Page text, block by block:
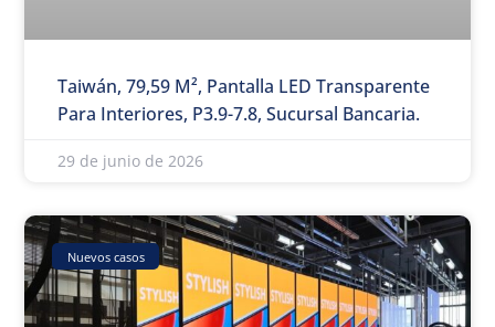
Taiwán, 79,59 M², Pantalla LED Transparente
Para Interiores, P3.9-7.8, Sucursal Bancaria.
29 de junio de 2026
Nuevos casos